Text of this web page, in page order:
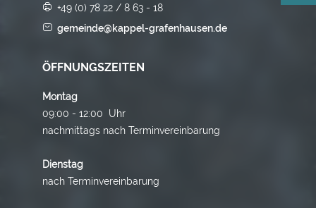
+49 (0) 78 22 / 8 63 - 18
gemeinde@kappel-grafenhausen.de
ÖFFNUNGSZEITEN
Montag
09:00 - 12:00 Uhr
nachmittags nach Terminvereinbarung
Dienstag
nach Terminvereinbarung